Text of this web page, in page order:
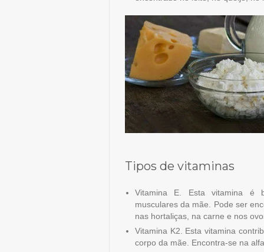
Tipos de vitaminas
Vitamina E. Esta vitamina é
musculares da mãe. Pode ser
nas hortaliças, na carne e nos
Vitamina K2. Esta vitamina
corpo da mãe. Encontra-se na